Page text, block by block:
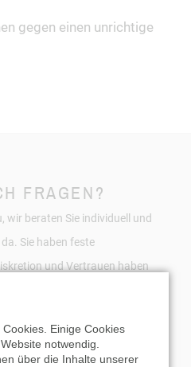
gegen einen unrichtige
FRAGEN?
wir beraten Sie individuell und
Sie haben feste
und Vertrauen haben
Einige Cookies
notwendig.
über die Inhalte unserer